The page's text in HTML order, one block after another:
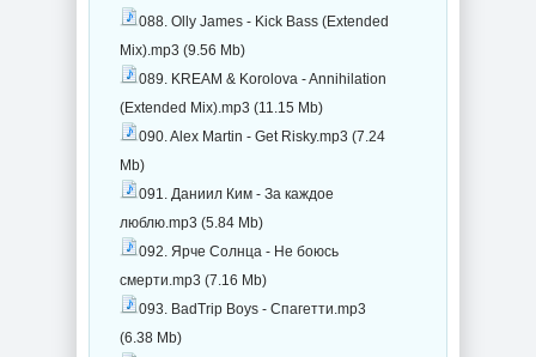
088. Olly James - Kick Bass (Extended
Mix).mp3 (9.56 Mb)
089. KREAM & Korolova - Annihilation
(Extended Mix).mp3 (11.15 Mb)
090. Alex Martin - Get Risky.mp3 (7.24
Mb)
091. Даниил Ким - За каждое
люблю.mp3 (5.84 Mb)
092. Ярче Солнца - Не боюсь
смерти.mp3 (7.16 Mb)
093. BadTrip Boys - Спагетти.mp3
(6.38 Mb)